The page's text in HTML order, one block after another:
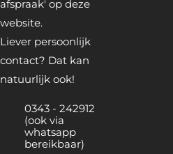
afspraak' op deze
website.
Liever persoonlijk
contact? Dat kan
natuurlijk ook!
0343 - 242912
(ook via
whatsapp
bereikbaar)